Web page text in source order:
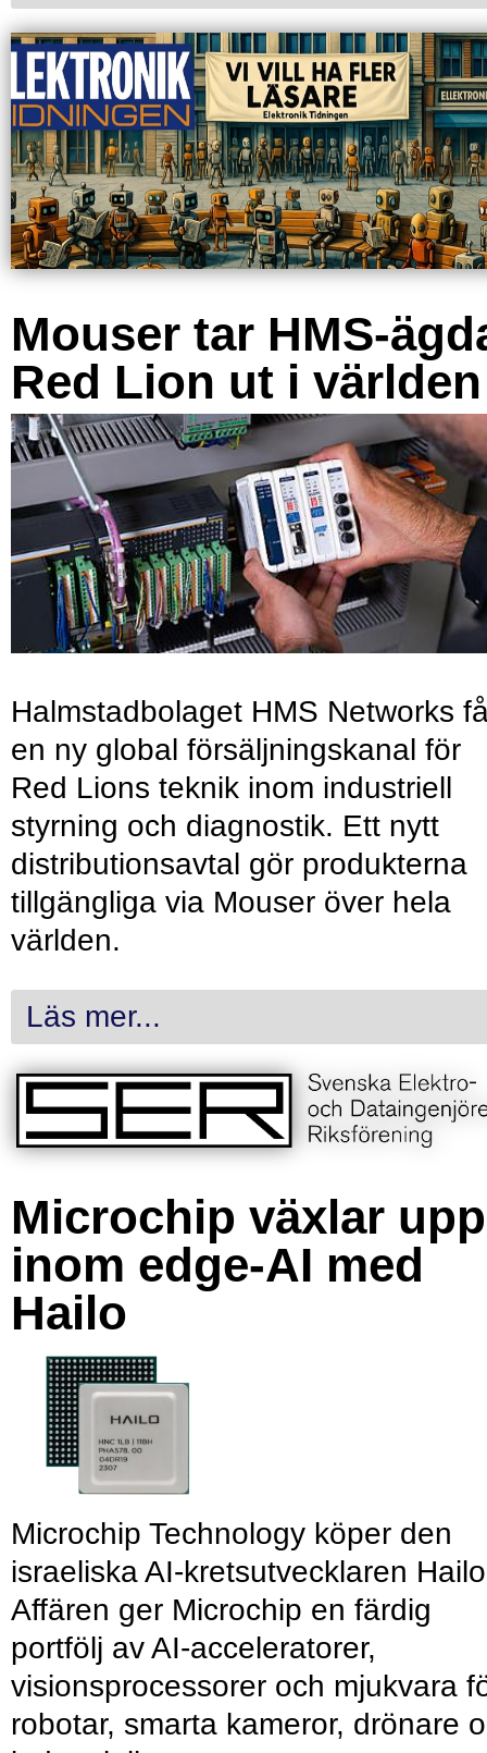
Mouser tar HMS-
Red Lion ut i världen
Halmstadbolaget HMS Networks
en ny global försäljningskanal för
Red Lions teknik inom industriell
styrning och diagnostik. Ett nytt
distributionsavtal gör produkterna
tillgängliga via Mouser över hela
världen.
Läs mer...
Microchip växlar upp
inom edge-AI med
Hailo
Microchip Technology köper den
israeliska AI-kretsutvecklaren
Affären ger Microchip en färdig
portfölj av AI-acceleratorer,
visionsprocessorer och mjukvara
robotar, smarta kameror, drönare